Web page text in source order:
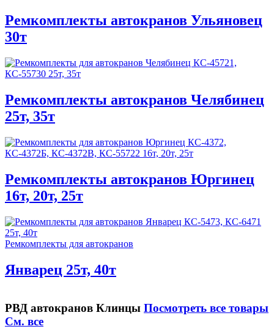
Ремкомплекты автокранов Ульяновец
30т
Ремкомплекты автокранов Челябинец
25т, 35т
Ремкомплекты автокранов Юргинец
16т, 20т, 25т
Ремкомплекты для автокранов
Январец 25т, 40т
РВД автокранов Клинцы Посмотреть все товары
См. все